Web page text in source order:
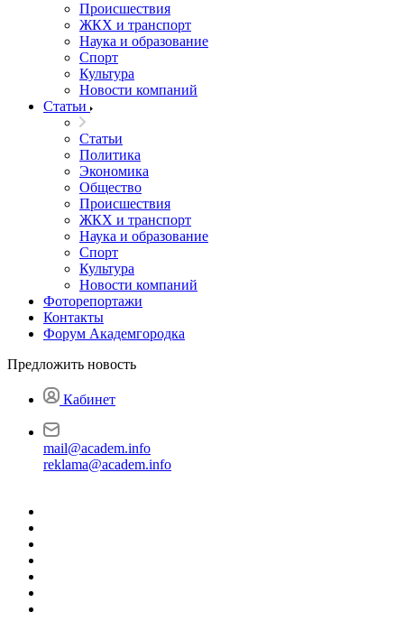
Происшествия
ЖКХ и транспорт
Наука и образование
Спорт
Культура
Новости компаний
Статьи
Статьи
Политика
Экономика
Общество
Происшествия
ЖКХ и транспорт
Наука и образование
Спорт
Культура
Новости компаний
Фоторепортажи
Контакты
Форум Академгородка
Предложить новость
Кабинет
mail@academ.info
reklama@academ.info